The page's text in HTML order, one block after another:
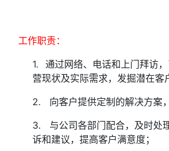
工作职责：
1.
通过网络、电话和上门拜访
营现状及实际需求，发掘潜在客
2. 向客户提供定制的解决方案
3. 与公司各部门配合，及时处
诉和建议，提高客户满意度；